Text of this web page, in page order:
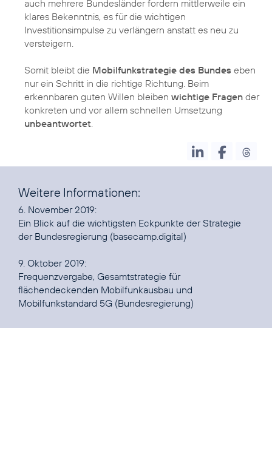
auch mehrere Bundesländer fordern mittlerweile ein
klares Bekenntnis, es für die wichtigen
Investitionsimpulse zu verlängern anstatt es neu zu
versteigern.
Somit bleibt die Mobilfunkstrategie des Bundes eben
nur ein Schritt in die richtige Richtung. Beim
erkennbaren guten Willen bleiben wichtige Fragen der
konkreten und vor allem schnellen Umsetzung
unbeantwortet.
Weitere Informationen:
Ein Blick auf die wichtigsten Eckpunkte der Strategie
der Bundesregierung (basecamp.digital)
Frequenzvergabe, Gesamtstrategie für
flächendeckenden Mobilfunkausbau und
Mobilfunkstandard 5G (Bundesregierung)